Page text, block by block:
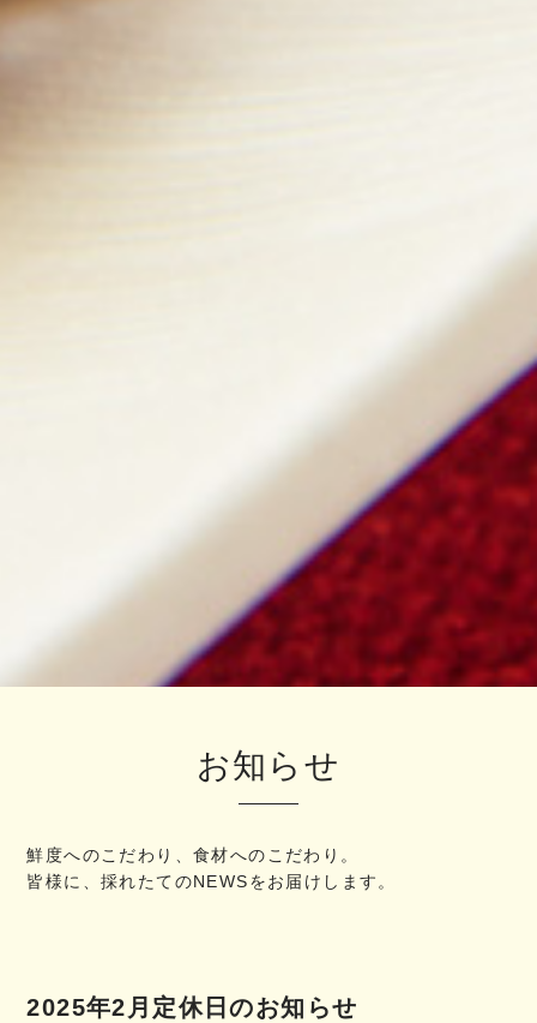
お知らせ
鮮度へのこだわり、食材へのこだわり。
皆様に、採れたてのNEWSをお届けします。
2025年2月定休日のお知らせ